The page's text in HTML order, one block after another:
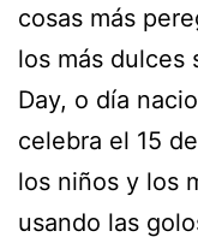
cosas más
los más dulces
Day, o día
celebra el 15
los niños y los
usando las